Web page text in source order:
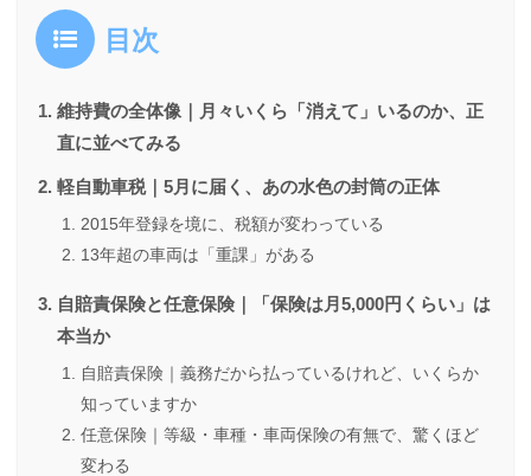
目次
維持費の全体像｜月々いくら「消えて」いるのか、正
直に並べてみる
軽自動車税｜5月に届く、あの水色の封筒の正体
2015年登録を境に、税額が変わっている
13年超の車両は「重課」がある
自賠責保険と任意保険｜「保険は月5,000円くらい」は
本当か
自賠責保険｜義務だから払っているけれど、いくらか
知っていますか
任意保険｜等級・車種・車両保険の有無で、驚くほど
変わる